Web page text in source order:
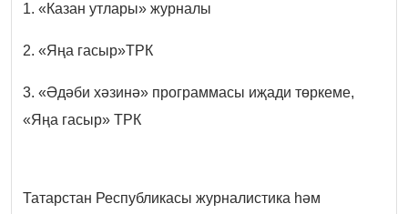
1. «Казан утлары» журналы
2. «Яңа гасыр»ТРК
3. «Әдәби хәзинә» программасы иҗади төркеме,
«Яңа гасыр» ТРК
Татарстан Республикасы журналистика һәм